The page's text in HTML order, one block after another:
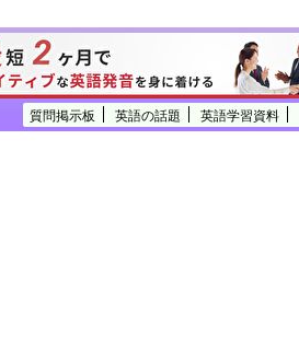
質問掲示板 英語の話題 英語学習資料